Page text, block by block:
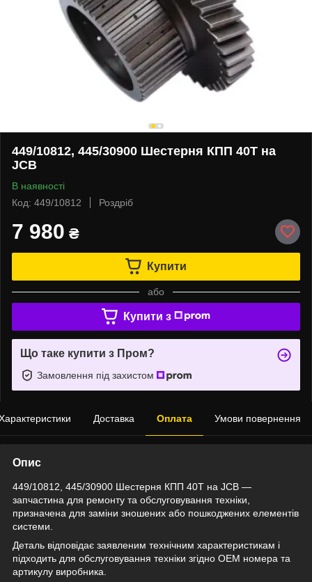
449/10812, 445/30900 Шестерня КПП 40Т на
JCB
В наявності
Код: 449/10812
Роздріб
7 980 ₴
Купити
або
Купити з
Що таке купити з Пром?
Замовлення під захистом
Доставка Оплата Умови повернення
Опис
449/10812, 445/30900 Шестерня КПП 40Т на JCB —
запчастина для ремонту та обслуговування техніки,
призначена для заміни зношених або пошкоджених елементів
системи.
Деталь відповідає заявленим технічним характеристикам і
підходить для обслуговування техніки згідно OEM номера та
артикулу виробника.